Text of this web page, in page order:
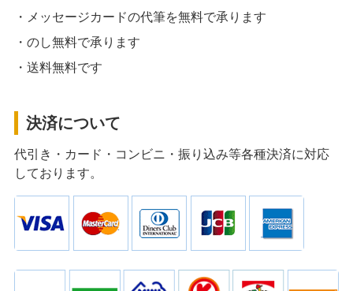
・メッセージカードの代筆を無料で承ります
・のし無料で承ります
・送料無料です
決済について
代引き・カード・コンビニ・振り込み等各種決済に対応
しております。